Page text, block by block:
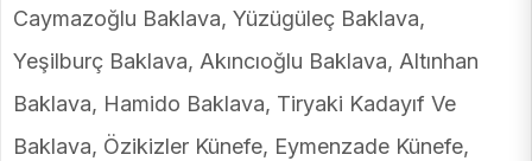
Caymazoğlu Baklava, Yüzügüleç Baklava,
Yeşilburç Baklava, Akıncıoğlu Baklava, Altınhan
Baklava, Hamido Baklava, Tiryaki Kadayıf Ve
Baklava, Özikizler Künefe, Eymenzade Künefe,